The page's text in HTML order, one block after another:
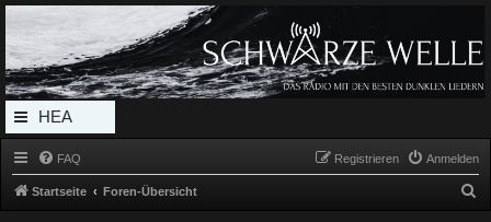
Radio Schwarze Welle Forum
Das Radio mit den Besten Dunklen Liedern
HEA
DERL
MEN
FAQ Anmelden
Registrieren
Startseite Foren-Übersicht